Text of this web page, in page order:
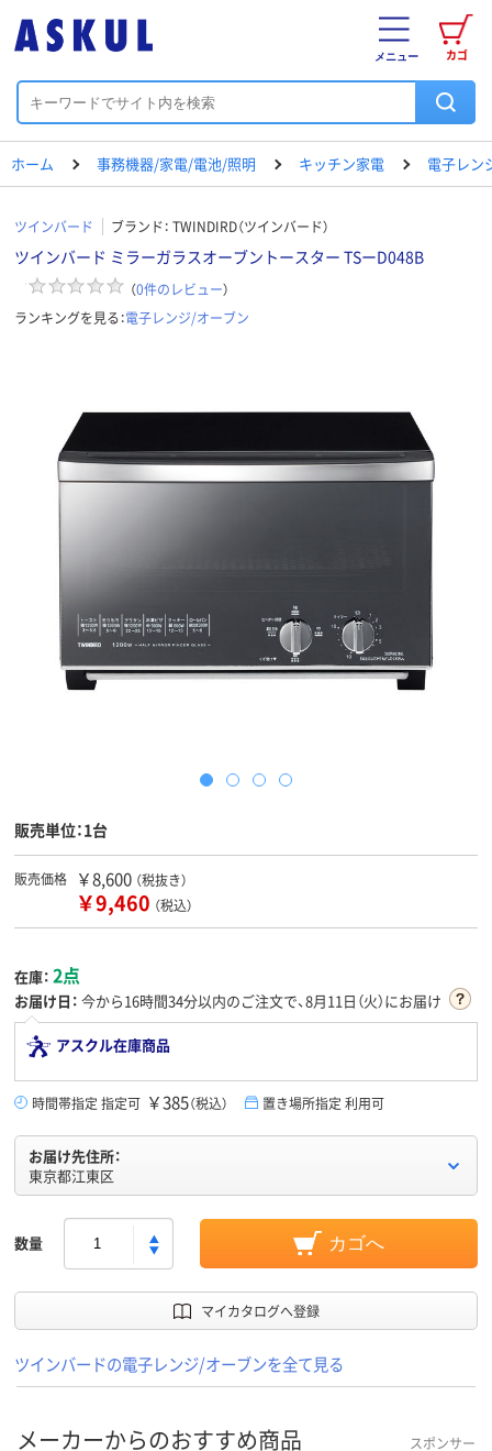
カゴ
メニュー
ホーム 事務機器/家電/電池/照明 キッチン家電 電子レン
ツインバード ブランド： TWINDIRD（ツインバード）
ツインバード ミラーガラスオーブントースター TSーD048B
（0件のレビュー）
ランキングを見る：電子レンジ/オーブン
販売単位：1台
販売価格 ￥8,600 （税抜き）
￥9,460 （税込）
在庫： 2点
お届け日： 今から16時間34分以内のご注文で、8月11日（火）にお届け
アスクル在庫商品
時間帯指定 指定可 ￥385（税込） 置き場所指定 利用可
お届け先住所：
東京都江東区
数量 カゴへ
マイカタログへ登録
ツインバードの電子レンジ/オーブンを全て見る
メーカーからのおすすめ商品 スポンサー